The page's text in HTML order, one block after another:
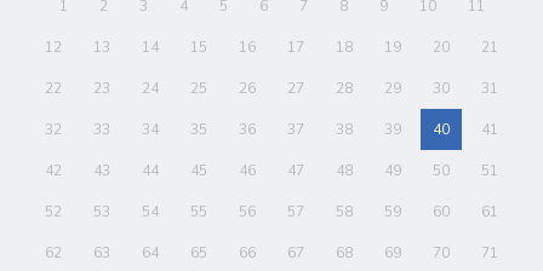
1 2 3 4 5 6 7 8 9 10 11
12 13 14 15 16 17 18 19 20 21
22 23 24 25 26 27 28 29 30 31
32 33 34 35 36 37 38 39 40 41
42 43 44 45 46 47 48 49 50 51
52 53 54 55 56 57 58 59 60 61
62 63 64 65 66 67 68 69 70 71